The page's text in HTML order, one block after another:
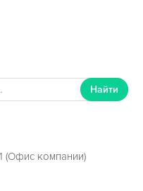
Найти
(Офис компании)